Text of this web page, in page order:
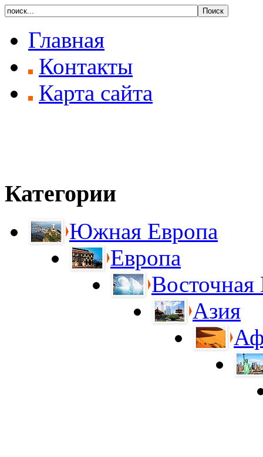
Главная
Контакты
Карта сайта
Категории
Южная Европа
Европа
Восточная
Азия